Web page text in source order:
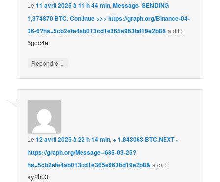
Le11 avril 2025 à 11 h 44 min,Message- SENDING
1,374870 BTC. Continue >>> https://graph.org/Binance-04-
06-6?hs=5cb2efe4ab013cd1e365e963bd19e2b8& a dit :
6gcc4e
Répondre ↓
Le12 avril 2025 à 22 h 14 min,+ 1.843063 BTC.NEXT -
https://graph.org/Message--685-03-25?
hs=5cb2efe4ab013cd1e365e963bd19e2b8& a dit :
sy2hu3